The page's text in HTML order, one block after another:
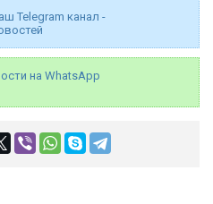
Telegram канал -
на WhatsApp